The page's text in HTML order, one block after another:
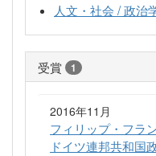
人文・社会 / 政治
受賞 1
2016年11月
フィリップ・フラ
ドイツ連邦共和国